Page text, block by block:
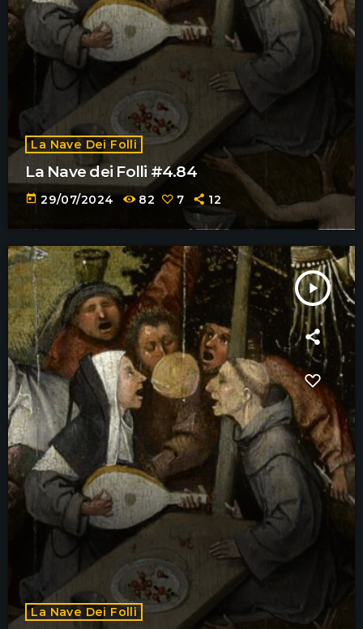
La Nave Dei Folli
La Nave dei Folli #4.84
today 29/07/2024 82 7 12
play_arrow
La Nave Dei Folli